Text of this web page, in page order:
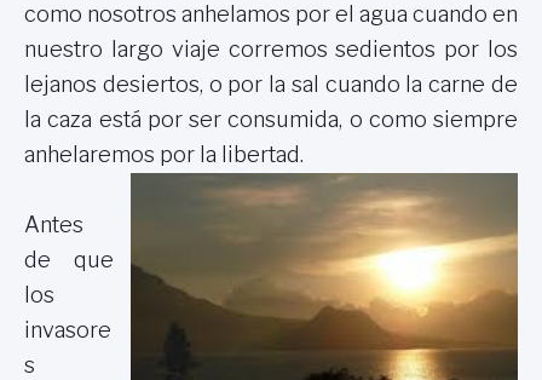
como nosotros anhelamos por el agua cuando en
nuestro largo viaje corremos sedientos por los
lejanos desiertos, o por la sal cuando la carne de
la caza está por ser consumida, o como siempre
anhelaremos por la libertad.
Antes
de que
los
invasore
s